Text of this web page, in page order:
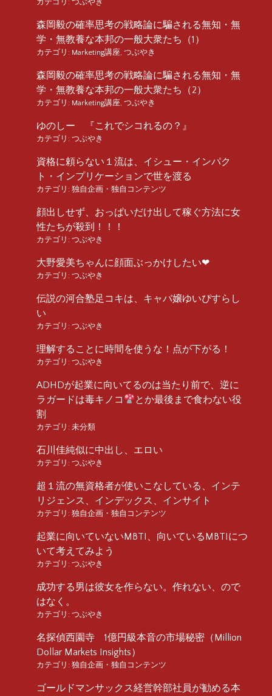
森岡毅の確率思考の戦略論に騙される無知・無
学・無教養な本邦の一般大衆たち（1）
カテゴリ: Marketing講座 つぶやき
森岡毅の確率思考の戦略論に騙される無知・無
学・無教養な本邦の一般大衆たち（2）
カテゴリ: Marketing講座 つぶやき
ゆのしー 『これでシコれるの？』
カテゴリ: つぶやき
資格に頼らない１流は、イシュー・インパク
ト・インプリケーションで世を渡る
カテゴリ: 独自企画・独自コンテンツ
顔出しせず、おっぱいだけ出して稼ぐ方法に女
性たちが殺到！！！
カテゴリ: つぶやき
大野愛美ちゃんに顔面ぶっかけしたい❤︎
カテゴリ: つぶやき
伝説の河合塾足コキは、キャバ嬢ゆいぴすらし
い
カテゴリ: つぶやき
理解することに時間を使うな！点が下がる！
カテゴリ: つぶやき
ADHDが起業に向いてるのは当たり前で、逆に
ラガードは毒キノコ
とか最後まで食わない役
割
カテゴリ: 未分類
石川佳純似に中出し、エロい
カテゴリ: つぶやき
超１流の無資格者が使いこなしている、インテ
リジェンス、インデックス、インサイト
カテゴリ: 独自企画・独自コンテンツ
起業に向いていないMBTI、向いているMBTIにつ
いて考えてみよう
カテゴリ: つぶやき
成功する男は彼女を作らない。作れない、ので
はなく。
カテゴリ: つぶやき
名探偵西園寺 1億円級本音の市場秘密（Million
Dollar Markets Insights）
カテゴリ: 独自企画・独自コンテンツ
ゴールドマンサックス経営幹部社員が勧める本